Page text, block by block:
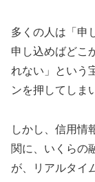
多くの人は「申
申し込めばどこ
れない」という
ンを押してしま
しかし、信用情
関に、いくらの
が、リアルタイ